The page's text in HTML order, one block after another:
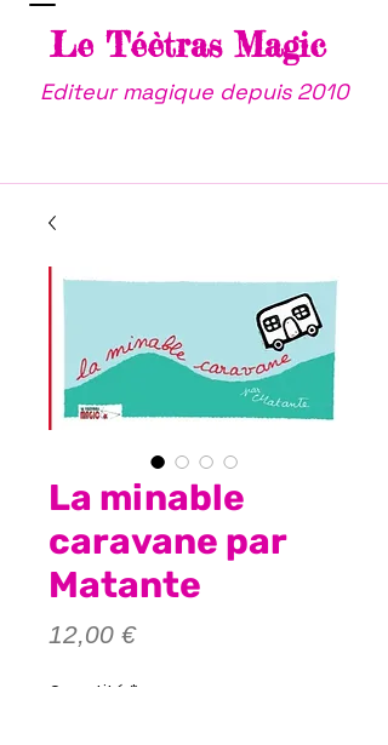
Le Téètras Magic
Editeur magique depuis 2010
La minable
caravane par
Matante
12,00 €Prix
Quantité *